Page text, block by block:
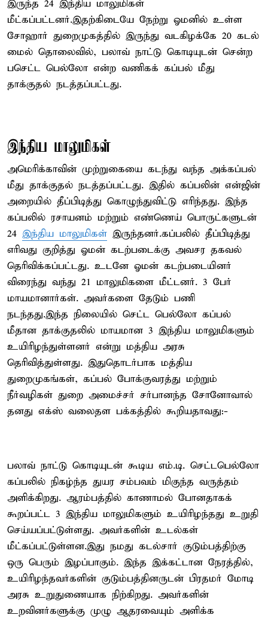
இருந்த 24 இந்திய மாலுமிகள்
மீட்கப்பட்டனர்.இதற்கிடையே நேற்று ஓமனில் உள்ள
சோஹார் துறைமுகத்தில் இருந்து வடகிழக்கே 20 கடல்
மைல் தொலைவில், பலாவ் நாட்டு கொடியுடன் சென்ற
பசெட்ட பெல்லோ என்ற வணிகக் கப்பல் மீது
தாக்குதல் நடத்தப்பட்டது.
இந்திய மாலுமிகள்
அமெரிக்காவின் முற்றுகையை கடந்து வந்த அக்கப்பல்
மீது தாக்குதல் நடத்தப்பட்டது. இதில் கப்பலின் என்ஜின்
அறையில் தீப்பிடித்து கொழுந்துவிட்டு எரிந்தது. இந்த
கப்பலில் ரசாயனம் மற்றும் எண்ணெய் பொருட்களுடன்
24 இந்திய மாலுமிகள் இருந்தனர்.கப்பலில் தீப்பிடித்து
எரிவது குறித்து ஓமன் கடற்படைக்கு அவசர தகவல்
தெரிவிக்கப்பட்டது. உடனே ஓமன் கடற்படையினர்
விரைந்து வந்து 21 மாலுமிகளை மீட்டனர். 3 பேர்
மாயமானார்கள். அவர்களை தேடும் பணி
நடந்தது.இந்த நிலையில் செட்ட பெல்லோ கப்பல்
மீதான தாக்குதலில் மாயமான 3 இந்திய மாலுமிகளும்
உயிரிழந்துள்ளனர் என்று மத்திய அரசு
தெரிவித்துள்ளது. இதுதொடர்பாக மத்திய
துறைமுகங்கள், கப்பல் போக்குவரத்து மற்றும்
நீர்வழிகள் துறை அமைச்சர் சர்பானந்த சோனோவால்
தனது எக்ஸ் வலைதள பக்கத்தில் கூறியதாவது:-
பலாவ் நாட்டு கொடியுடன் கூடிய எம்.டி. செட்டபெல்லோ
கப்பலில் நிகழ்ந்த துயர சம்பவம் மிகுந்த வருத்தம்
அளிக்கிறது. ஆரம்பத்தில் காணாமல் போனதாகக்
கூறப்பட்ட 3 இந்திய மாலுமிகளும் உயிரிழந்தது உறுதி
செய்யப்பட்டுள்ளது. அவர்களின் உடல்கள்
மீட்கப்பட்டுள்ளன.இது நமது கடல்சார் குடும்பத்திற்கு
ஒரு பெரும் இழப்பாகும். இந்த இக்கட்டான நேரத்தில்,
உயிரிழந்தவர்களின் குடும்பத்தினருடன் பிரதமர் மோடி
அரசு உறுதுணையாக நிற்கிறது. அவர்களின்
உறவினர்களுக்கு முழு ஆதரவையும் அளிக்க